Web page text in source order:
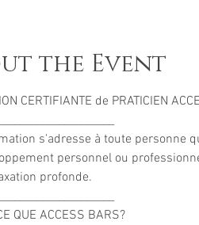
the Event
CERTIFIANTE de PRATICIEN
s'adresse à toute personne
personnel ou
profonde.
QUE ACCESS BARS?